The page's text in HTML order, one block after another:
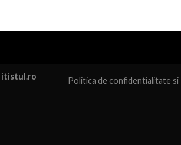
Politica de confidentialitate si
itistul.ro